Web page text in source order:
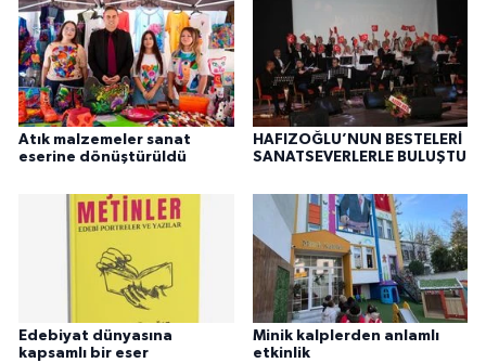
Atık malzemeler sanat
eserine dönüştürüldü
HAFIZOĞLU’NUN BESTELERİ
SANATSEVERLERLE BULUŞTU
Edebiyat dünyasına
kapsamlı bir eser
Minik kalplerden anlamlı
etkinlik